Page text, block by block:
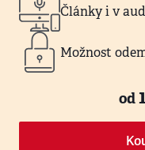
Články i v
Možnost
od